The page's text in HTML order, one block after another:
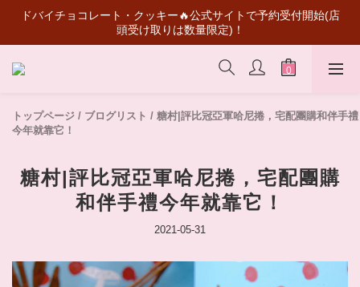
スーパーマリオコラボ登場！ギフトにもコレクションにもおすす
め
💰初めて会員登録いただきますと50元買い物代金がもらえる
スーパーマリオコラボ登場！ギフトにもコレクションにもおすす
トップページ / ブログリスト / 糖村|評比冠亞軍哈尼捲，宅配團購和伴手禮
今年就靠它！
糖村|評比冠亞軍哈尼捲，宅配團購
和伴手禮今年就靠它！
2021-05-31